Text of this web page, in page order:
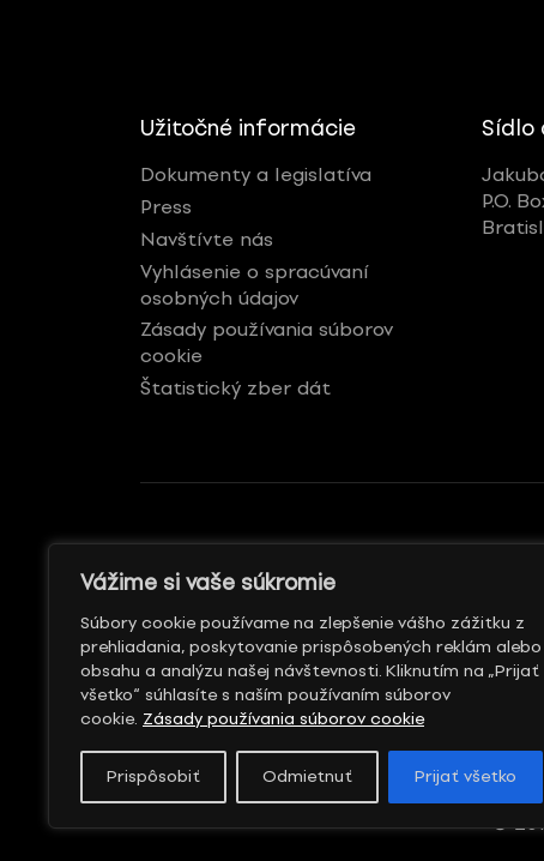
Vážime si vaše súkromie
Súbory cookie používame na zlepšenie vášho zážitku z
prehliadania, poskytovanie prispôsobených reklám alebo
obsahu a analýzu našej návštevnosti. Kliknutím na „Prijať
všetko“ súhlasíte s naším používaním súborov
cookie. Zásady používania súborov cookie
Prispôsobiť Odmietnuť Prijať všetko
Užitočné informácie
Dokumenty a legislatíva
Press
Navštívte nás
Vyhlásenie o spracúvaní
osobných údajov
Zásady používania súborov
cookie
Štatistický zber dát
Sídlo
P.O.
GENERÁLNY REKLAMNÝ
©